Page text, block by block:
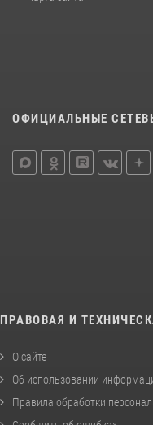
ОФИЦИАЛЬНЫЕ
ПРАВОВАЯ И
О сайте
Об использовании
Правила обработки